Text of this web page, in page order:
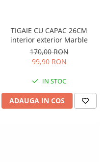
TIGAIE CU CAPAC 26CM
interior exterior Marble
170,00 RON
99,90 RON
IN STOC
ADAUGA IN COS